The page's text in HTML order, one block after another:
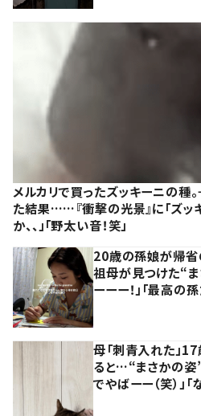
メルカリで買ったズッキーニの種
た結果……『衝撃の光景』に「ズッ
か、、」「野太い音！笑」
20歳の孫娘が帰省
祖母が見つけた“
ーーー！」「最高の
母「刺青入れた」17
ると…“まさかの姿
でやばーー（笑）」「